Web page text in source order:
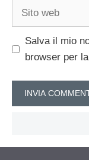
Sito
Salva il mio
browser per